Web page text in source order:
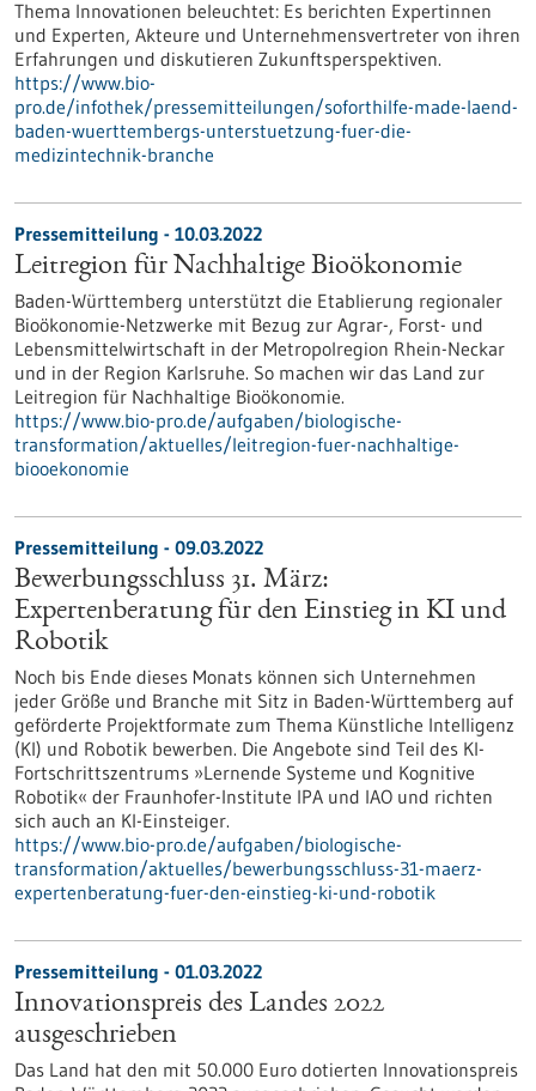
Thema Innovationen beleuchtet: Es berichten Expertinnen
und Experten, Akteure und Unternehmensvertreter von ihren
Erfahrungen und diskutieren Zukunftsperspektiven.
https://www.bio-
pro.de/infothek/pressemitteilungen/soforthilfe-made-laend-
baden-wuerttembergs-unterstuetzung-fuer-die-
medizintechnik-branche
Pressemitteilung - 10.03.2022
Leitregion für Nachhaltige Bioökonomie
Baden-Württemberg unterstützt die Etablierung regionaler
Bioökonomie-Netzwerke mit Bezug zur Agrar-, Forst- und
Lebensmittelwirtschaft in der Metropolregion Rhein-Neckar
und in der Region Karlsruhe. So machen wir das Land zur
Leitregion für Nachhaltige Bioökonomie.
https://www.bio-pro.de/aufgaben/biologische-
transformation/aktuelles/leitregion-fuer-nachhaltige-
biooekonomie
Pressemitteilung - 09.03.2022
Bewerbungsschluss 31. März:
Expertenberatung für den Einstieg in KI und
Robotik
Noch bis Ende dieses Monats können sich Unternehmen
jeder Größe und Branche mit Sitz in Baden-Württemberg auf
geförderte Projektformate zum Thema Künstliche Intelligenz
(KI) und Robotik bewerben. Die Angebote sind Teil des KI-
Fortschrittszentrums »Lernende Systeme und Kognitive
Robotik« der Fraunhofer-Institute IPA und IAO und richten
sich auch an KI-Einsteiger.
https://www.bio-pro.de/aufgaben/biologische-
transformation/aktuelles/bewerbungsschluss-31-maerz-
expertenberatung-fuer-den-einstieg-ki-und-robotik
Pressemitteilung - 01.03.2022
Innovationspreis des Landes 2022
ausgeschrieben
Das Land hat den mit 50.000 Euro dotierten Innovationspreis